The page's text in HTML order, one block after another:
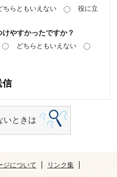
ちらともいえない
役に立
やすかったですか？
どちらともいえない
いときは
ジについて リンク集